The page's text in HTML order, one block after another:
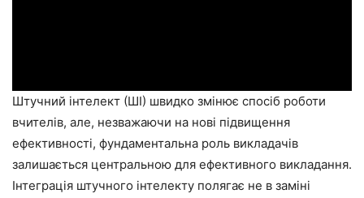
Штучний інтелект (ШІ) швидко змінює спосіб роботи
вчителів, але, незважаючи на нові підвищення
ефективності, фундаментальна роль викладачів
залишається центральною для ефективного викладання.
Інтеграція штучного інтелекту полягає не в заміні